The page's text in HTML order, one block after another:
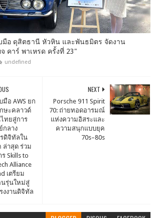
มือ ดุสิตธานี หัวหิน และพันธมิตร จัดงาน
คาร์ พาเหรด ครั้งที่ 23"
undefined
NEXT
Porsche 911 Spirit
70: ถ่ายทอดอารมณ์
แห่งความอิสระและ
ความสนุกแบบยุค
70s–80s
มือ AWS ยก
ษะคลาวด์
ทยสู่การ
กลาง
ดิจิทัลใน
ล่าสุด ร่วม
Skills to
Alliance
เตรียม
รุ่นใหม่สู่
งงานดิจิทัล